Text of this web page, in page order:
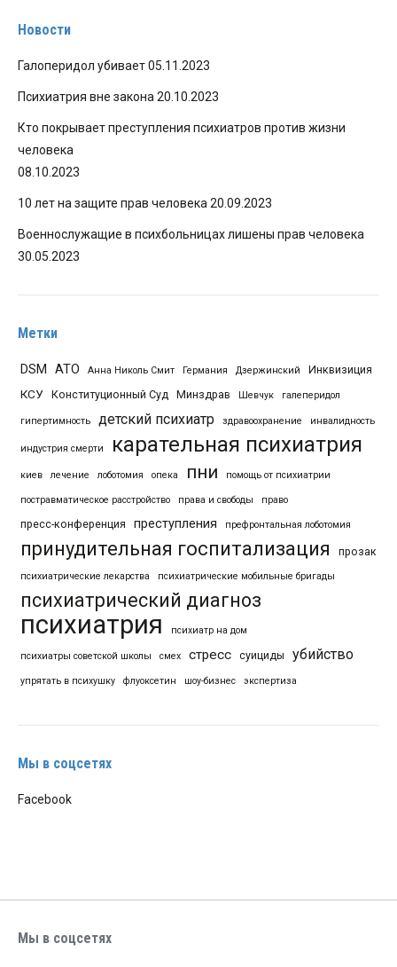
Новости
Галоперидол убивает05.11.2023
Психиатрия вне закона 20.10.2023
Кто покрывает преступления психиатров против жизни
человека
08.10.2023
10 лет на защите прав человека 20.09.2023
Военнослужащие в психбольницах лишены прав человека
30.05.2023
Метки
DSM АТО Анна Николь Смит Германия Дзержинский Инквизиция
КСУ Конституционный Суд Минздрав Шевчук галеперидол
гипертимность детский психиатр здравоохранение инвалидность
индустрия смерти карательная психиатрия
киев лечение лоботомия опека пни помощь от психиатрии
постравматическое расстройство права и свободы право
пресс-конференция преступления префронтальная лоботомия
принудительная госпитализация прозак
психиатрические лекарства психиатрические мобильные бригады
психиатрический диагноз
психиатрия психиатр на дом
психиатры советской школы смех стресс суициды убийство
упрятать в психушку флуоксетин шоу-бизнес экспертиза
Мы в соцсетях
Facebook
Мы в соцсетях